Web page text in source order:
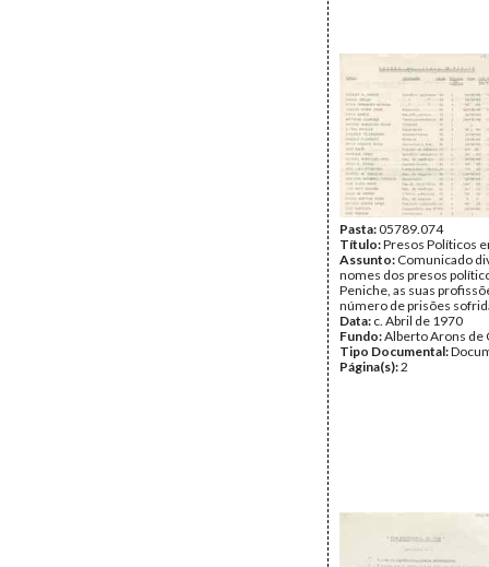
Pasta:05789.074
Título:Presos Políticos
Assunto: Comunicado
nomes dos presos
Peniche, as suas
número de prisões
Data: c. Abril de 1970
Fundo:Alberto Arons de
Tipo Documental:
Página(s):2